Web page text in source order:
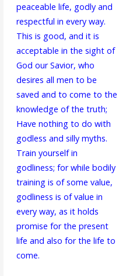
peaceable life, godly and
respectful in every way.
This is good, and it is
acceptable in the sight of
God our Savior, who
desires all men to be
saved and to come to the
knowledge of the truth;
Have nothing to do with
godless and silly myths.
Train yourself in
godliness; for while bodily
training is of some value,
godliness is of value in
every way, as it holds
promise for the present
life and also for the life to
come.